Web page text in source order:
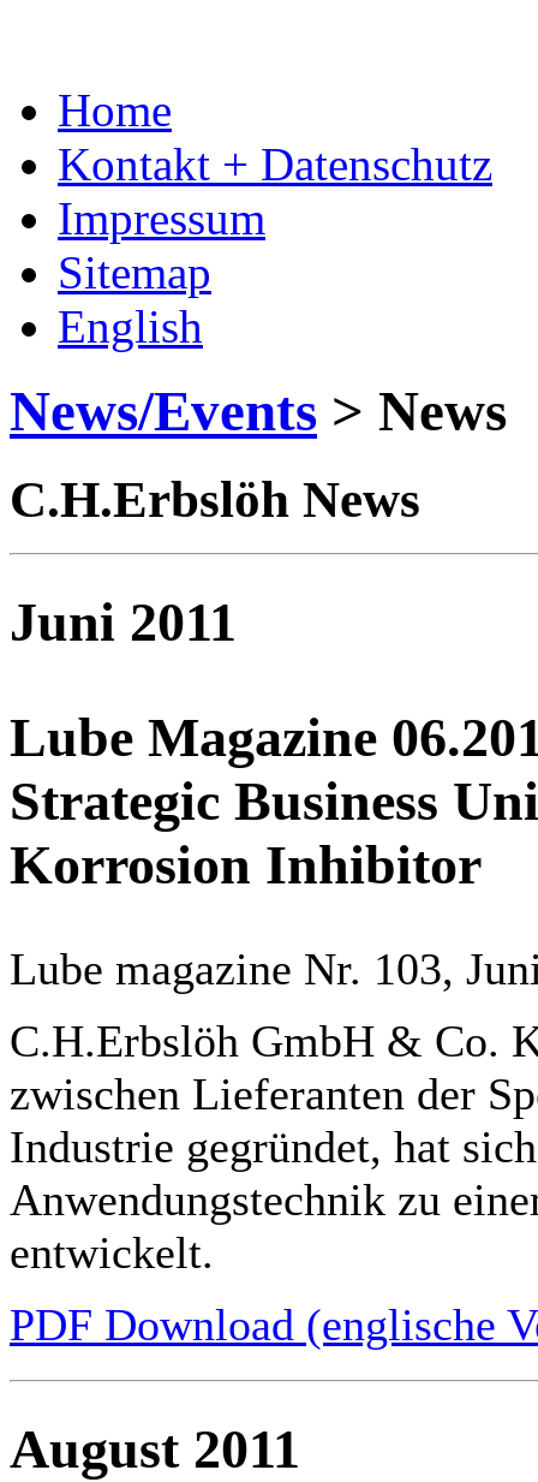
Home
Kontakt + Datenschutz
Impressum
Sitemap
English
News/Events > News
C.H.Erbslöh News
Juni 2011
Lube Magazine
Strategic Business
Korrosion Inhibitor
Lube magazine Nr. 103,
C.H.Erbslöh GmbH & Co.
zwischen Lieferanten der
Industrie gegründet, hat
Anwendungstechnik zu
entwickelt.
PDF Download (englische
August 2011